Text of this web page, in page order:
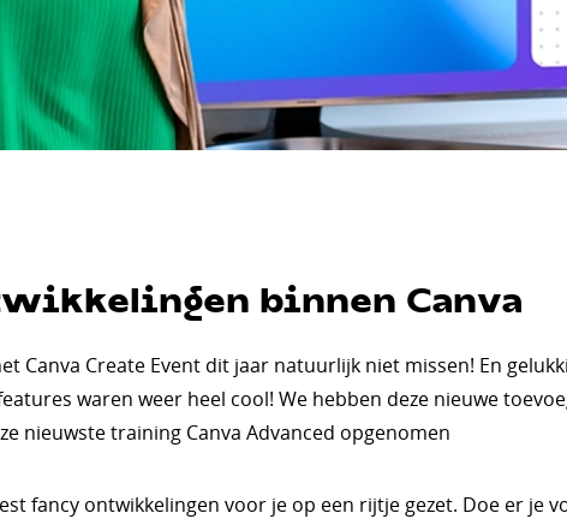
binnen Canva
Canva Create Event dit jaar natuurlijk niet missen! En
waren weer heel cool! We hebben deze nieuwe
nieuwste training Canva Advanced opgenomen
fancy ontwikkelingen voor je op een rijtje gezet. Doe er je